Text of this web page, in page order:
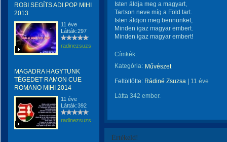
ROBI SEGÍTS ADI POP MIHI
2013
11 éve
Látták:297
radinezsuzsa
MAGADRA HAGYTUNK
TÉGEDET RAMON CUE
ROMANO MIHI 2014
11 éve
Látták:392
radinezsuzsa
Isten áldja meg a magyart,
Tartson neve míg a Föld tart.
Isten áldjon meg bennünket,
Minden igaz magyar embert.
Minden igaz magyar embert!
Címkék:
Kategória: Művészet
Feltöltötte: Rádiné Zsuzsa 11 éve
Látta 342 ember.
Értékeld!